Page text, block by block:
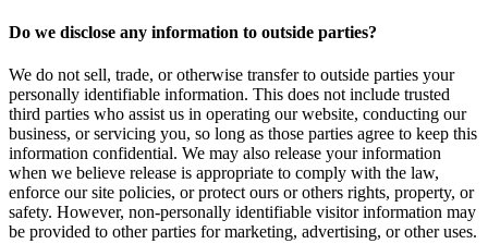
Do we disclose any information to outside parties?
We do not sell, trade, or otherwise transfer to outside parties your
personally identifiable information. This does not include trusted
third parties who assist us in operating our website, conducting our
business, or servicing you, so long as those parties agree to keep this
information confidential. We may also release your information
when we believe release is appropriate to comply with the law,
enforce our site policies, or protect ours or others rights, property, or
safety. However, non-personally identifiable visitor information may
be provided to other parties for marketing, advertising, or other uses.